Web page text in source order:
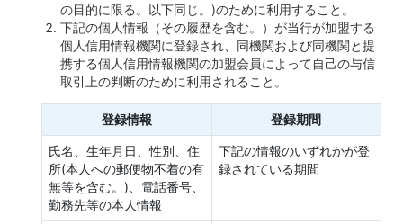
の目的に限る。以下同じ。)のために利用すること。
下記の個人情報（その履歴を含む。）が当行が加盟する
個人信用情報機関に登録され、同機関および同機関と提
携する個人信用情報機関の加盟会員によって自己の与信
取引上の判断のために利用されること。
登録情報 登録期間
氏名、生年月日、性別、住
所(本人への郵便物不着の有
無等を含む。)、電話番号、
勤務先等の本人情報
下記の情報のいずれかが登
録されている期間